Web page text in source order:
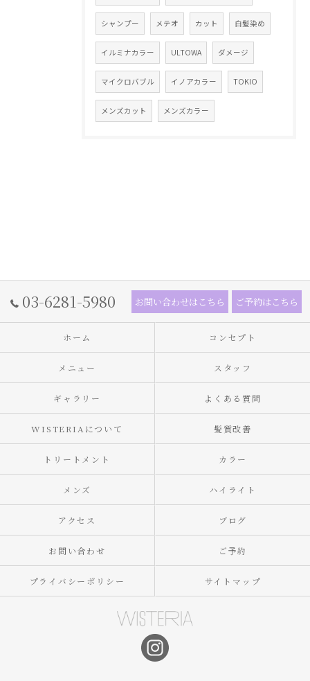
シャンプー メテオ カット 白髪染め
イルミナカラー ULTOWA ダメージ
マイクロバブル イノアカラー TOKIO
メンズカット メンズカラー
03-6281-5980 お問い合わせはこちら ご予約はこちら
ホーム コンセプト
メニュー スタッフ
ギャラリー よくある質問
WISTERIAについて 髪質改善
トリートメント カラー
メンズ ハイライト
アクセス ブログ
お問い合わせ ご予約
プライバシーポリシー サイトマップ